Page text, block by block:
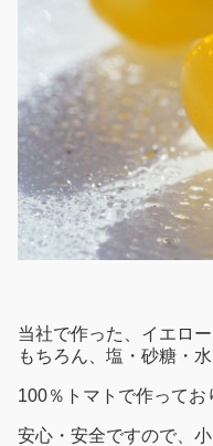
当社で作った、イエロ
もちろん、塩・砂糖・
100％トマトで作ってお
安心・安全ですので、